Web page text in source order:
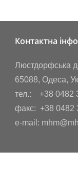
Контактна
Люстдорфська
65088, Одеса,
тел.: +38 0482
факс: +38 0482
e-mail: